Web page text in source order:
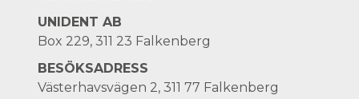
UNIDENT AB
Box 229, 311 23 Falkenberg
BESÖKSADRESS
Västerhavsvägen 2, 311 77 Falkenberg